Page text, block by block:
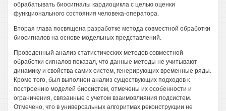
обрабатывать биосигналы кардиоцикла с целью оценки
функционального состояния человека-оператора.
Вторая глава посвящена разработке метода совместной обработки
биосигналов на основе модельных представлений.
Проведенный анализ статистических методов совместной
обработки сигналов показал, что данные методы не учитывают
динамику и свойства самих систем, генерирующих временные ряды.
Кроме того, был выполнен анализ существующих подходов к
построению моделей биосистем, отмечены их особенности и
ограничения, связанные с учетом взаимовлияния подсистем.
Отмечено, что в универсальных алгоритмах реконструкции не